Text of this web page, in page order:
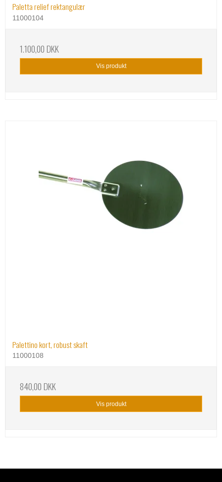
Paletta relief rektangulær
11000104
1.100,00 DKK
Vis produkt
Palettino kort, robust skaft
11000108
840,00 DKK
Vis produkt